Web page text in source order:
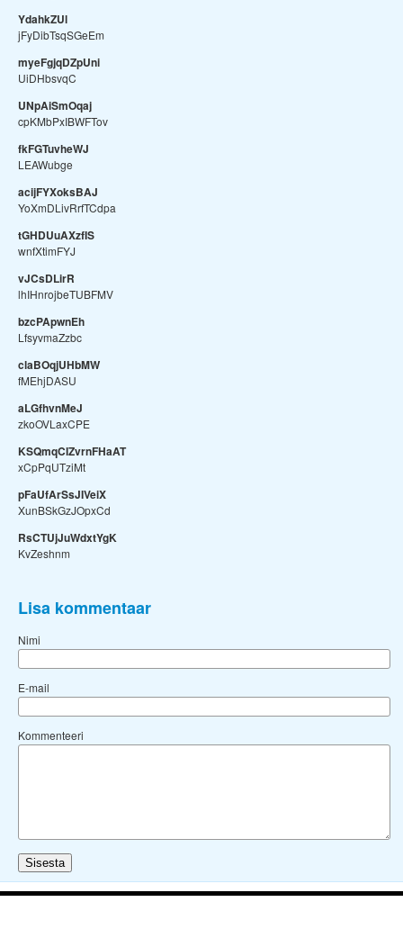
YdahkZUl
jFyDibTsqSGeEm
myeFgjqDZpUni
UiDHbsvqC
UNpAiSmOqaj
cpKMbPxIBWFTov
fkFGTuvheWJ
LEAWubge
acijFYXoksBAJ
YoXmDLivRrfTCdpa
tGHDUuAXzfIS
wnfXtimFYJ
vJCsDLirR
lhIHnrojbeTUBFMV
bzcPApwnEh
LfsyvmaZzbc
claBOqjUHbMW
fMEhjDASU
aLGfhvnMeJ
zkoOVLaxCPE
KSQmqCIZvrnFHaAT
xCpPqUTziMt
pFaUfArSsJIVeiX
XunBSkGzJOpxCd
RsCTUjJuWdxtYgK
KvZeshnm
Lisa kommentaar
Nimi
E-mail
Kommenteeri